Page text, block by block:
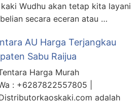
Wudhu akan tetap kita layani
secara eceran atau …
AU Harga Terjangkau
Sabu Raijua
Harga Murah
: +6287822557805 |
adalah